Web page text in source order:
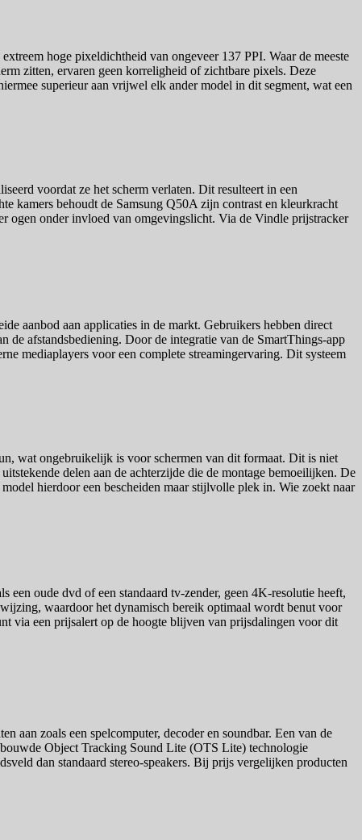
hoge pixeldichtheid van ongeveer 137 PPI. Waar de meeste
zitten, ervaren geen korreligheid of zichtbare pixels. Deze
superieur aan vrijwel elk ander model in dit segment, wat een
voordat ze het scherm verlaten. Dit resulteert in een
kamers behoudt de Samsung Q50A zijn contrast en kleurkracht
ogen onder invloed van omgevingslicht. Via de Vindle prijstracker
aanbod aan applicaties in de markt. Gebruikers hebben direct
de afstandsbediening. Door de integratie van de SmartThings-app
mediaplayers voor een complete streamingervaring. Dit systeem
wat ongebruikelijk is voor schermen van dit formaat. Dit is niet
delen aan de achterzijde die de montage bemoeilijken. De
hierdoor een bescheiden maar stijlvolle plek in. Wie zoekt naar
oude dvd of een standaard tv-zender, geen 4K-resolutie heeft,
waardoor het dynamisch bereik optimaal wordt benut voor
via een prijsalert op de hoogte blijven van prijsdalingen voor dit
aan zoals een spelcomputer, decoder en soundbar. Een van de
Object Tracking Sound Lite (OTS Lite) technologie
dan standaard stereo-speakers. Bij prijs vergelijken producten